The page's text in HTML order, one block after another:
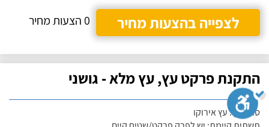
לצפייה בהצעות מחיר
0 הצעות מחיר
התקנת פרקט עץ, עץ מלא - גושני
סוג העץ: עץ אירוקו